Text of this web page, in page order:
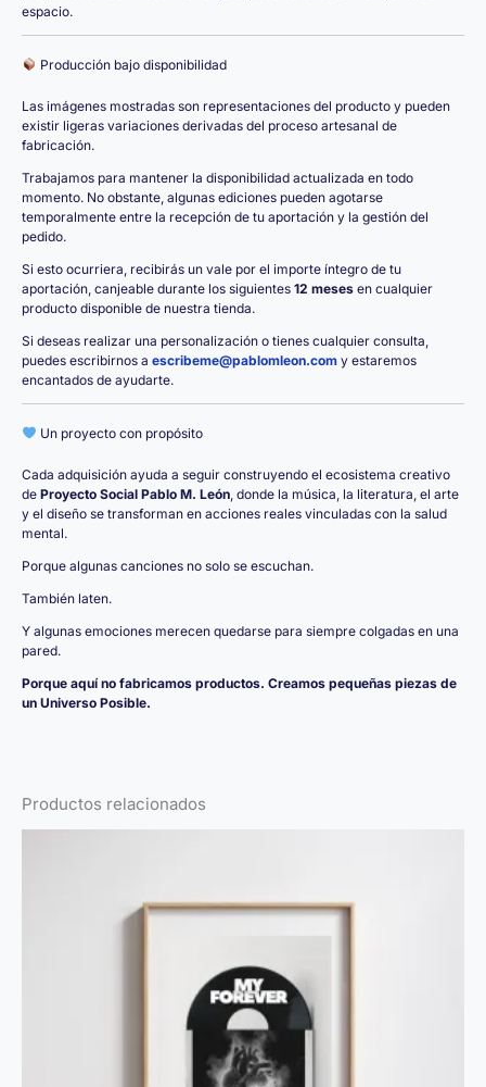
espacio.
Producción bajo disponibilidad
Las imágenes mostradas son representaciones del producto y pueden
existir ligeras variaciones derivadas del proceso artesanal de
fabricación.
Trabajamos para mantener la disponibilidad actualizada en todo
momento. No obstante, algunas ediciones pueden agotarse
temporalmente entre la recepción de tu aportación y la gestión del
pedido.
Si esto ocurriera, recibirás un vale por el importe íntegro de tu
aportación, canjeable durante los siguientes 12 meses en cualquier
producto disponible de nuestra tienda.
Si deseas realizar una personalización o tienes cualquier consulta,
puedes escribirnos a escribeme@pablomleon.com y estaremos
encantados de ayudarte.
Un proyecto con propósito
Cada adquisición ayuda a seguir construyendo el ecosistema creativo
de Proyecto Social Pablo M. León, donde la música, la literatura, el arte
y el diseño se transforman en acciones reales vinculadas con la salud
mental.
Porque algunas canciones no solo se escuchan.
También laten.
Y algunas emociones merecen quedarse para siempre colgadas en una
pared.
Porque aquí no fabricamos productos. Creamos pequeñas piezas de
un Universo Posible.
Productos relacionados